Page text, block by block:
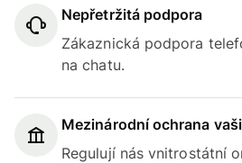
Nepřetržitá podpora
Zákaznická podpora
na chatu.
Mezinárodní ochrana
Regulují nás vnitrostátní